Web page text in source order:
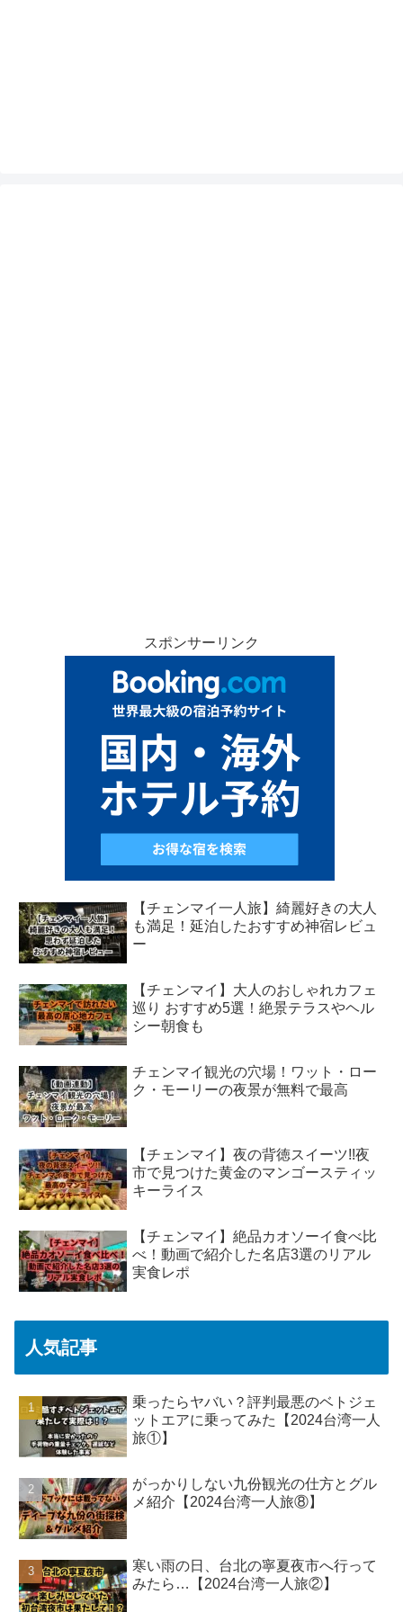
スポンサーリンク
【チェンマイ一人旅】綺麗好きの大人
も満足！延泊したおすすめ神宿レビュ
ー
【チェンマイ】大人のおしゃれカフェ
巡り おすすめ5選！絶景テラスやヘル
シー朝食も
チェンマイ観光の穴場！ワット・ロー
ク・モーリーの夜景が無料で最高
【チェンマイ】夜の背徳スイーツ!!夜
市で見つけた黄金のマンゴースティッ
キーライス
【チェンマイ】絶品カオソーイ食べ比
べ！動画で紹介した名店3選のリアル
実食レポ
人気記事
乗ったらヤバい？評判最悪のベトジェ
ットエアに乗ってみた【2024台湾一人
旅①】
がっかりしない九份観光の仕方とグル
メ紹介【2024台湾一人旅⑧】
寒い雨の日、台北の寧夏夜市へ行って
みたら…【2024台湾一人旅②】